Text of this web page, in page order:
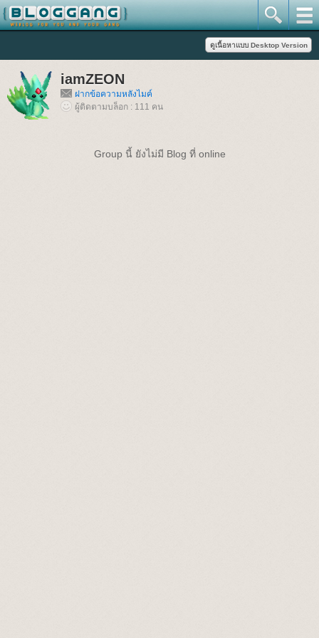
iamZEON
ฝากข้อความหลังไมค์
ผู้ติดตามบล็อก : 111 คน
Group นี้ ยังไม่มี Blog ที่ online